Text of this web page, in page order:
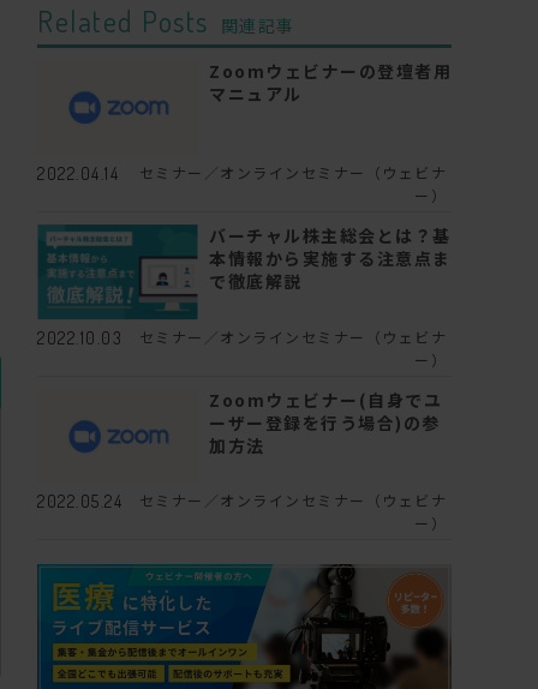
Related Posts
関連記事
Zoomウェビナーの登壇者用
マニュアル
2022.04.14
セミナー／オンラインセミナー（ウェビナ
ー）
バーチャル株主総会とは？基
本情報から実施する注意点ま
で徹底解説
2022.10.03
セミナー／オンラインセミナー（ウェビナ
ー）
Zoomウェビナー(自身でユ
ーザー登録を行う場合)の参
加方法
2022.05.24
セミナー／オンラインセミナー（ウェビナ
ー）